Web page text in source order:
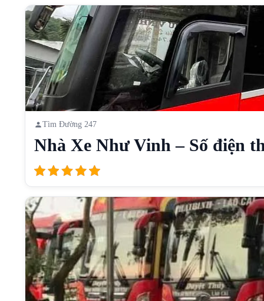
Tìm Đường 247
Nhà Xe Như Vinh – Số điện